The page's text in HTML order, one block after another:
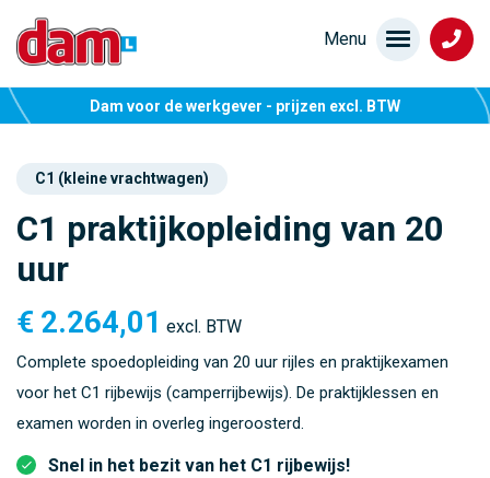
Dam voor de werkgever - prijzen excl. BTW
C1 (kleine vrachtwagen)
C1 praktijkopleiding van 20
uur
€ 2.264,01 excl. BTW
Complete spoedopleiding van 20 uur rijles en praktijkexamen
voor het C1 rijbewijs (camperrijbewijs). De praktijklessen en
examen worden in overleg ingeroosterd.
Snel in het bezit van het C1 rijbewijs!